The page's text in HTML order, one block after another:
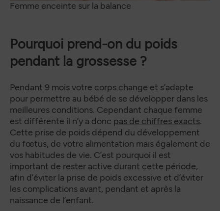
Femme enceinte sur la balance
Pourquoi prend-on du poids
pendant la grossesse ?
Pendant 9 mois votre corps change et s’adapte
pour permettre au bébé de se développer dans les
meilleures conditions. Cependant chaque femme
est différente il n’y a donc pas de chiffres exacts.
Cette prise de poids dépend du développement
du fœtus, de votre alimentation mais également de
vos habitudes de vie. C’est pourquoi il est
important de rester active durant cette période,
afin d’éviter la prise de poids excessive et d’éviter
les complications avant, pendant et après la
naissance de l’enfant.